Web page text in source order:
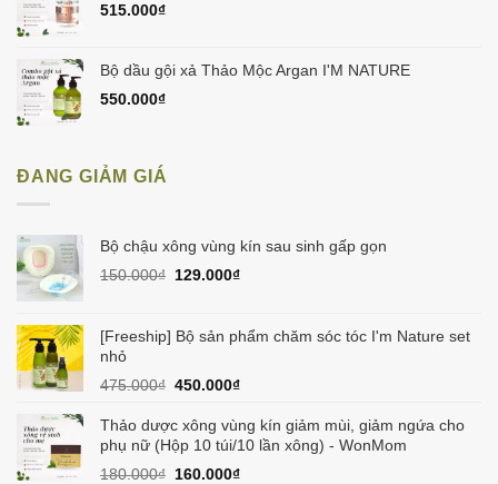
515.000₫
Bộ dầu gội xả Thảo Mộc Argan I'M NATURE
550.000₫
ĐANG GIẢM GIÁ
Bộ chậu xông vùng kín sau sinh gấp gọn
150.000₫ Giá
150.000₫.
129.000₫Giá
là:
[Freeship] Bộ sản phẩm chăm sóc tóc I'm Nature set
nhỏ
475.000₫ Giá
là:
475.000₫.
450.000₫Giá
tại
là:
Thảo dược xông vùng kín giảm mùi, giảm ngứa cho
phụ nữ (Hộp 10 túi/10 lần xông) - WonMom
180.000₫ Giá
160.000₫Giá